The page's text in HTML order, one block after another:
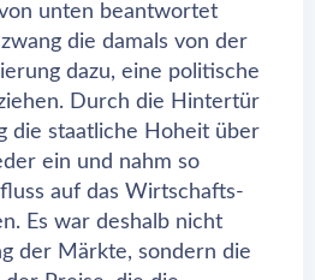
unten beantwortet
die damals von der
dazu, eine politische
Durch die Hintertür
die staatliche Hoheit über
ein und nahm so
auf das Wirtschafts-
Es war deshalb nicht
der Märkte, sondern die